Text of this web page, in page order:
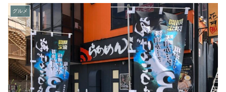
グルメ